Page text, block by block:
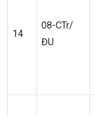
14
08-CTr/
ĐU